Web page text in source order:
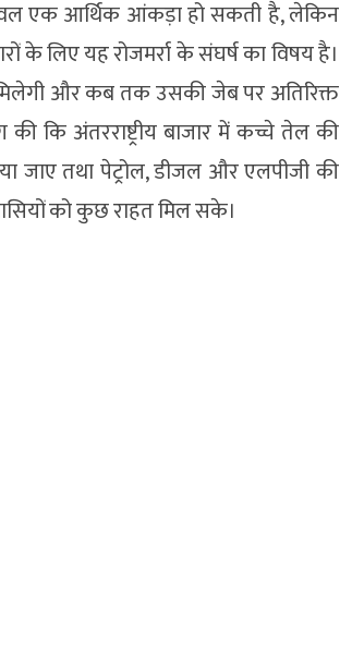
एक आर्थिक आंकड़ा हो सकती है, लेकिन
के लिए यह रोजमर्रा के संघर्ष का विषय है।
और कब तक उसकी जेब पर अतिरिक्त
कि अंतरराष्ट्रीय बाजार में कच्चे तेल की
जाए तथा पेट्रोल, डीजल और एलपीजी की
को कुछ राहत मिल सके।